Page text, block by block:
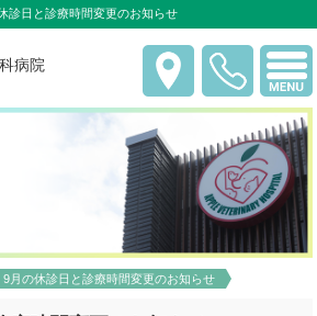
診日と診療時間変更のお知らせ
病院
9月の休診日と診療時間変更のお知らせ